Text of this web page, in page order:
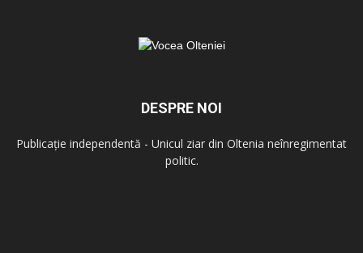
DESPRE NOI
Publicație independentă - Unicul ziar din Oltenia neînregimentat
politic.